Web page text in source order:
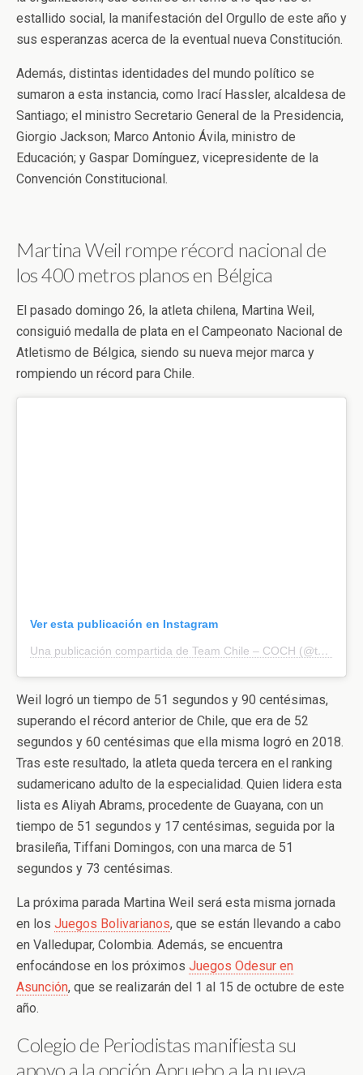
estallido social, la manifestación del Orgullo de este año y
sus esperanzas acerca de la eventual nueva Constitución.
Además, distintas identidades del mundo político se
sumaron a esta instancia, como Irací Hassler, alcaldesa de
Santiago; el ministro Secretario General de la Presidencia,
Giorgio Jackson; Marco Antonio Ávila, ministro de
Educación; y Gaspar Domínguez, vicepresidente de la
Convención Constitucional.
Martina Weil rompe récord nacional de
los 400 metros planos en Bélgica
El pasado domingo 26, la atleta chilena, Martina Weil,
consiguió medalla de plata en el Campeonato Nacional de
Atletismo de Bélgica, siendo su nueva mejor marca y
rompiendo un récord para Chile.
Ver esta publicación en Instagram
Una publicación compartida de Team Chile – COCH (@teamchile_coch)
Weil logró un tiempo de 51 segundos y 90 centésimas,
superando el récord anterior de Chile, que era de 52
segundos y 60 centésimas que ella misma logró en 2018.
Tras este resultado, la atleta queda tercera en el ranking
sudamericano adulto de la especialidad. Quien lidera esta
lista es Aliyah Abrams, procedente de Guayana, con un
tiempo de 51 segundos y 17 centésimas, seguida por la
brasileña, Tiffani Domingos, con una marca de 51
segundos y 73 centésimas.
La próxima parada Martina Weil será esta misma jornada
en los Juegos Bolivarianos, que se están llevando a cabo
en Valledupar, Colombia. Además, se encuentra
enfocándose en los próximos Juegos Odesur en
Asunción, que se realizarán del 1 al 15 de octubre de este
año.
Colegio de Periodistas manifiesta su
apoyo a la opción Apruebo a la nueva